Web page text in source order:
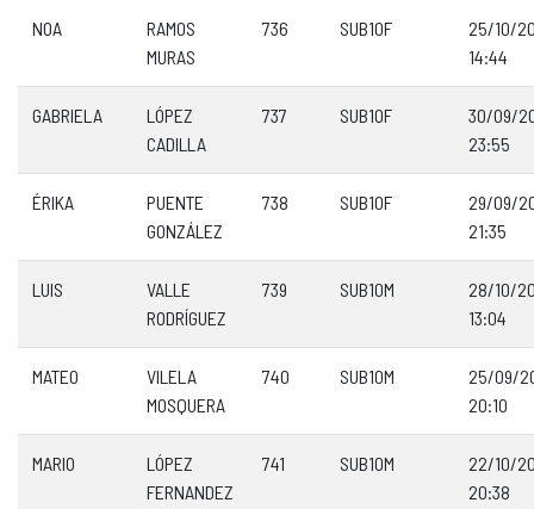
NOA
RAMOS
MURAS
736 SUB10F
25/10/
14:44
GABRIELA
LÓPEZ
CADILLA
737 SUB10F
30/09/
23:55
ÉRIKA
PUENTE
GONZÁLEZ
738 SUB10F
29/09/
21:35
LUIS
VALLE
RODRÍGUEZ
739 SUB10M
28/10/
13:04
MATEO
VILELA
MOSQUERA
740 SUB10M
25/09/
20:10
MARIO
LÓPEZ
FERNANDEZ
741 SUB10M
22/10/
20:38